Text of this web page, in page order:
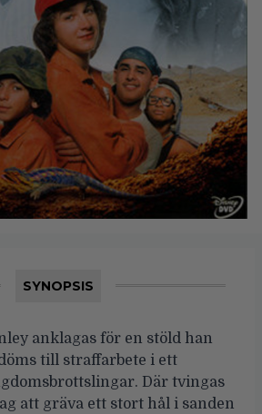
SYNOPSIS
anklagas för en stöld han
till straffarbete i ett
Där tvingas
att gräva ett stort hål i sanden